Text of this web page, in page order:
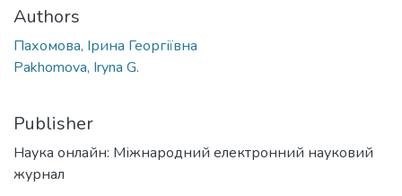
Authors
Пахомова, Ірина Георгіївна
Pakhomova, Iryna G.
Publisher
Наука онлайн: Міжнародний електронний науковий
журнал